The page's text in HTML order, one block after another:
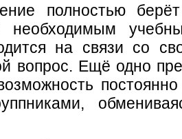
полностью
необходимым
на связи со
вопрос. Ещё одно